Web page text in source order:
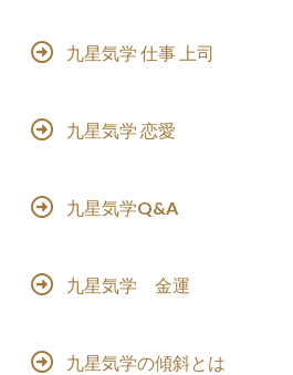
九星気学 仕事 上司
九星気学 恋愛
九星気学Q&A
九星気学 金運
九星気学の傾斜とは